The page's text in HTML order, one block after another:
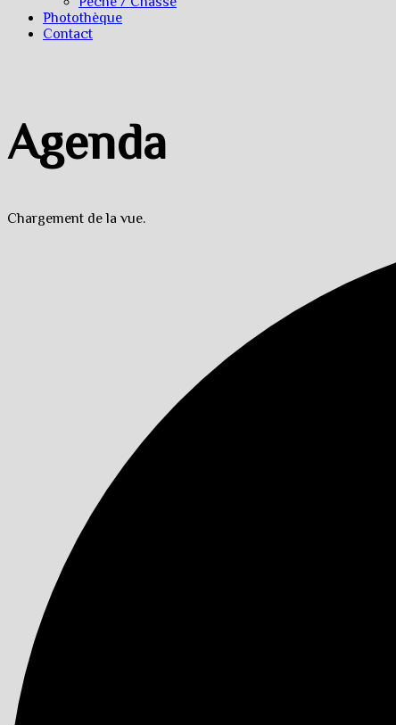
Photothèque
Contact
Agenda
Chargement de la vue.